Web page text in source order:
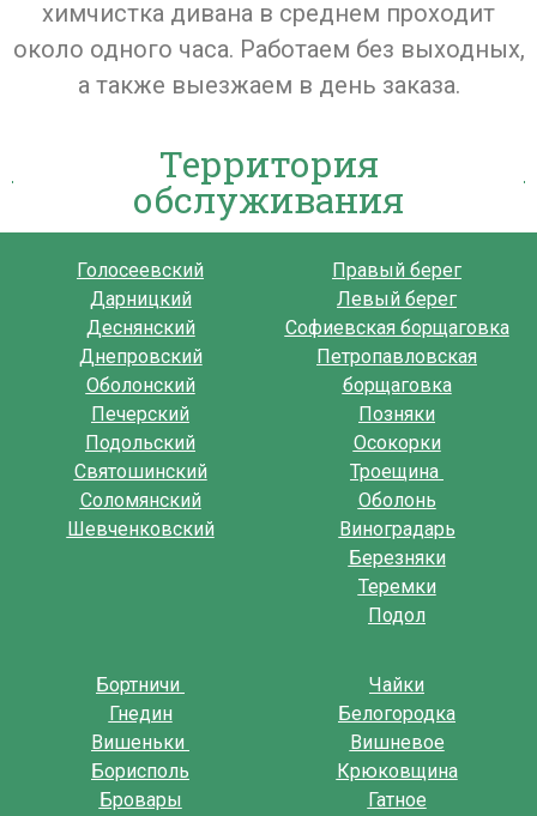
химчистка дивана в среднем проходит
около одного часа. Работаем без выходных,
а также выезжаем в день заказа.
Территория
обслуживания
Голосеевский
Дарницкий
Деснянский
Днепровский
Оболонский
Печерский
Подольский
Святошинский
Соломянский
Шевченковский
Правый берег
Левый берег
Софиевская борщаговка
Петропавловская
борщаговка
Позняки
Осокорки
Троещина
Оболонь
Виноградарь
Березняки
Теремки
Подол
Бортничи
Гнедин
Вишеньки
Борисполь
Бровары
Чайки
Белогородка
Вишневое
Крюковщина
Гатное